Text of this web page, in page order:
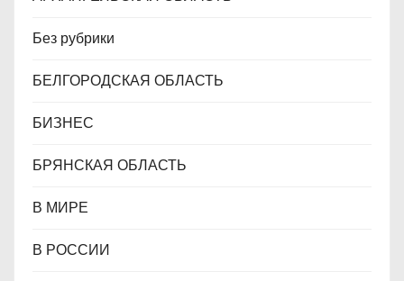
Без рубрики
БЕЛГОРОДСКАЯ ОБЛАСТЬ
БИЗНЕС
БРЯНСКАЯ ОБЛАСТЬ
В МИРЕ
В РОССИИ